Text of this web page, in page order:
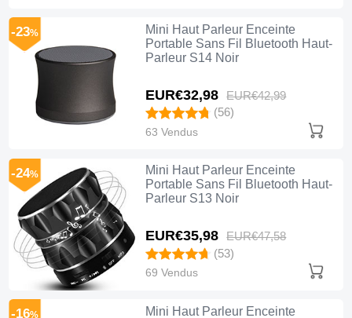
Mini Haut Parleur Enceinte
Portable Sans Fil Bluetooth Haut-
Parleur S14 Noir
EUR€32,98 EUR€42,99
-23%
(56)
63 Vendus
Mini Haut Parleur Enceinte
Portable Sans Fil Bluetooth Haut-
Parleur S13 Noir
EUR€35,98 EUR€47,58
-24%
(53)
69 Vendus
Mini Haut Parleur Enceinte
-16%